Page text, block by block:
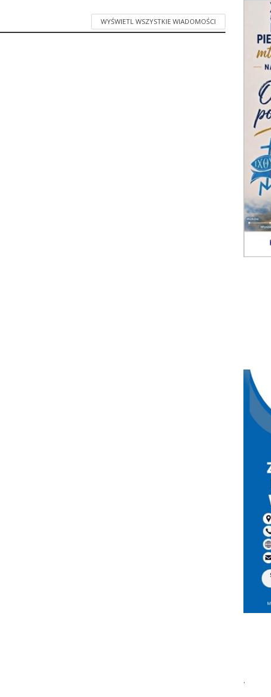
WYŚWIETL WSZYSTKIE WIADOMOŚCI
.